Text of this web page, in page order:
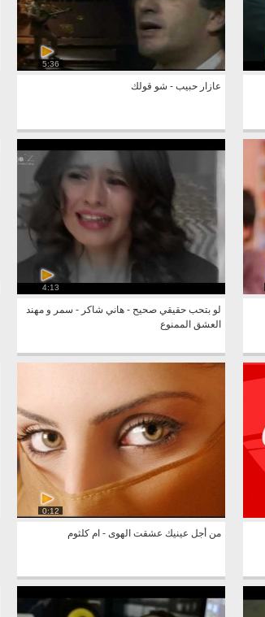
5:36
عازار حبيب - شو قولك
4:13
لو بتحب حقيقي صحيح - هاني شاكر - سمر و مهند
العشق الممنوع
0:12
من أجل عينيك عشقت الهوى - ام كلثوم